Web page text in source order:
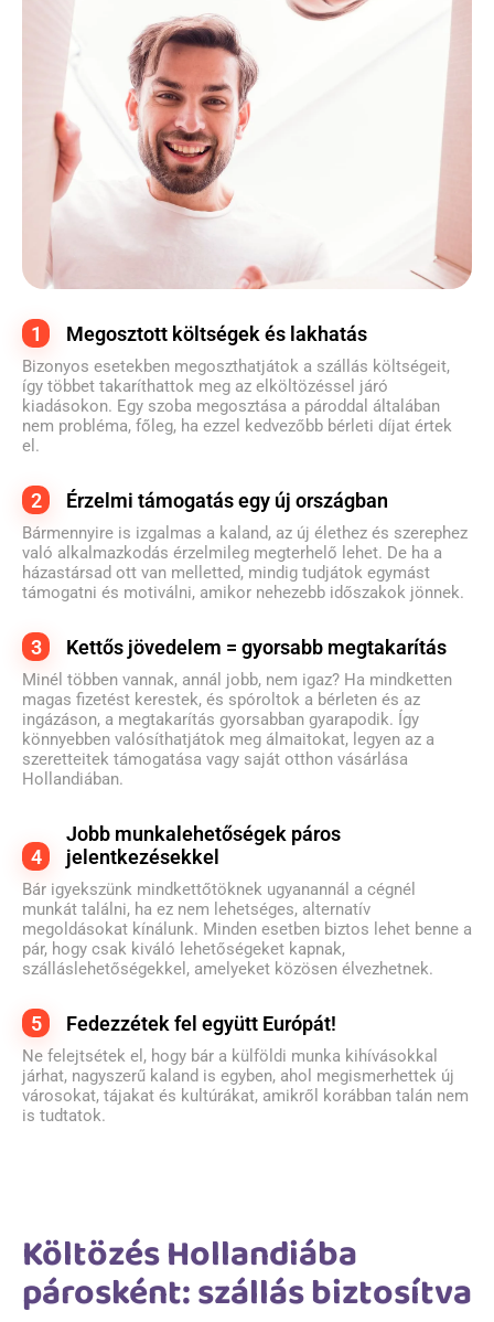
1 Megosztott költségek és lakhatás
Bizonyos esetekben megoszthatjátok a szállás költségeit,
így többet takaríthattok meg az elköltözéssel járó
kiadásokon. Egy szoba megosztása a pároddal általában
nem probléma, főleg, ha ezzel kedvezőbb bérleti díjat értek
el.
2 Érzelmi támogatás egy új országban
Bármennyire is izgalmas a kaland, az új élethez és szerephez
való alkalmazkodás érzelmileg megterhelő lehet. De ha a
házastársad ott van melletted, mindig tudjátok egymást
támogatni és motiválni, amikor nehezebb időszakok jönnek.
3 Kettős jövedelem = gyorsabb megtakarítás
Minél többen vannak, annál jobb, nem igaz? Ha mindketten
magas fizetést kerestek, és spóroltok a bérleten és az
ingázáson, a megtakarítás gyorsabban gyarapodik. Így
könnyebben valósíthatjátok meg álmaitokat, legyen az a
szeretteitek támogatása vagy saját otthon vásárlása
Hollandiában.
4
Jobb munkalehetőségek páros
jelentkezésekkel
Bár igyekszünk mindkettőtöknek ugyanannál a cégnél
munkát találni, ha ez nem lehetséges, alternatív
megoldásokat kínálunk. Minden esetben biztos lehet benne a
pár, hogy csak kiváló lehetőségeket kapnak,
szálláslehetőségekkel, amelyeket közösen élvezhetnek.
5 Fedezzétek fel együtt Európát!
Ne felejtsétek el, hogy bár a külföldi munka kihívásokkal
járhat, nagyszerű kaland is egyben, ahol megismerhettek új
városokat, tájakat és kultúrákat, amikről korábban talán nem
is tudtatok.
Költözés Hollandiába
párosként: szállás biztosítva